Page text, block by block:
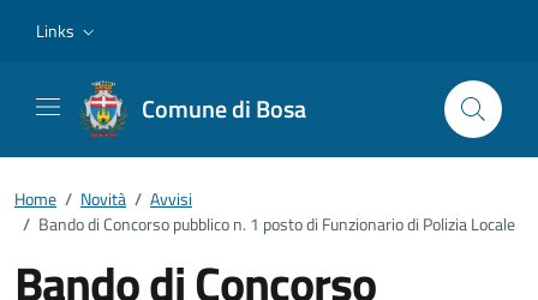
Links
Comune di Bosa
Home / Novità / Avvisi
/ Bando di Concorso pubblico n. 1 posto di Funzionario di Polizia Locale
Bando di Concorso